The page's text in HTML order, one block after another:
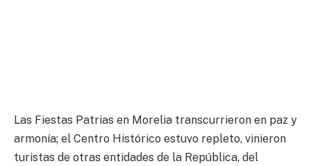
Las Fiestas Patrias en Morelia transcurrieron en paz y
armonía; el Centro Histórico estuvo repleto, vinieron
turistas de otras entidades de la República, del